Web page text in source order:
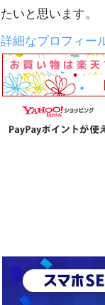
たいと思います。
詳細なプロフィー